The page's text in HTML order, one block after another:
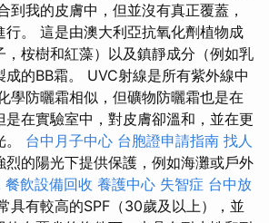
到我的皮膚中，但並沒有真正覆蓋，
行。 這是由澳大利亞抗氧化劑植物成
，桉樹和紅藻）以及鎮靜成分（例如乳
的BB霜。 UVC射線是所有紫外線中
學防曬霜相似，但礦物防曬霜也是在
是在實驗室中，對皮膚卻溫和，並在更
台中月子中心 台胞證申請指南 找人
烈的陽光下提供保護，例如海灘或戶外
餐飲設備回收 養護中心 失智症 台中放
具有較高的SPF（30歲及以上），並